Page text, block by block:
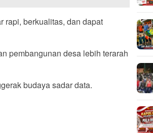
rapi, berkualitas, dan dapat
pembangunan desa lebih terarah
budaya sadar data.